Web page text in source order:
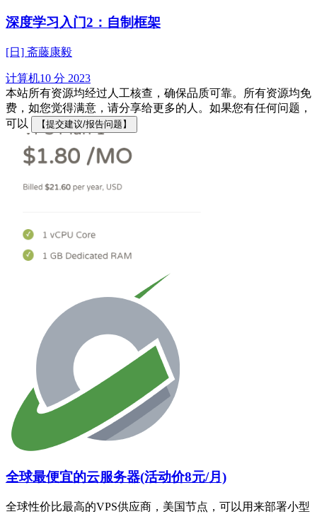
深度学习入门2：自制框架
[日] 斋藤康毅
计算机10 分 2023
本站所有资源均经过人工核查，确保品质可靠。所有资源均免
费，如您觉得满意，请分享给更多的人。如果您有任何问题，
可以
【提交建议/报告问题】
全球最便宜的云服务器(活动价8元/月)
全球性价比最高的VPS供应商，美国节点，可以用来部署小型